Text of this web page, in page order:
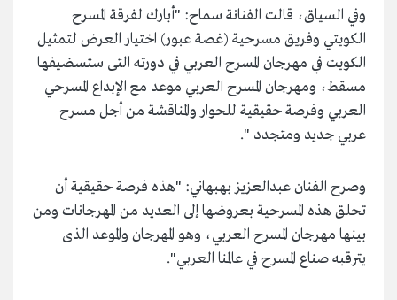
وفي السياق، قالت الفنانة سماح: "أبارك لفرقة المسرح
الكويتي وفريق مسرحية (غصة عبور) اختيار العرض لتمثيل
الكويت في مهرجان المسرح العربي في دورته التى ستسضيفها
مسقط، ومهرجان المسرح العربي موعد مع الإبداع المسرحي
العربي وفرصة حقيقية للحوار والمناقشة من أجل مسرح
عربي جديد ومتجدد ".
وصرح الفنان عبدالعزيز بهبهاني: "هذه فرصة حقيقية أن
تحلق هذه المسرحية بعروضها إلى العديد من المهرجانات ومن
بينها مهرجان المسرح العربي، وهو المهرجان والموعد الذى
يترقبه صناع المسرح في عالمنا العربي".